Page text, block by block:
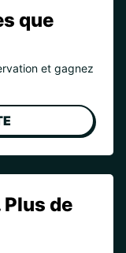
que
et gagnez
de